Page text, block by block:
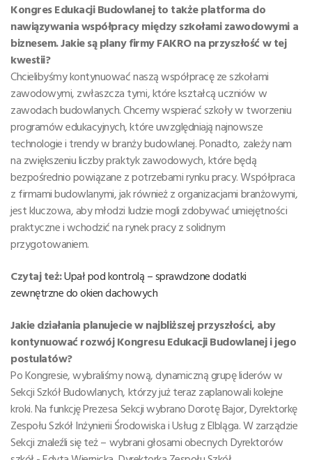
Kongres Edukacji Budowlanej to także platforma do
nawiązywania współpracy między szkołami zawodowymi a
biznesem. Jakie są plany firmy FAKRO na przyszłość w tej
kwestii?
Chcielibyśmy kontynuować naszą współpracę ze szkołami
zawodowymi, zwłaszcza tymi, które kształcą uczniów w
zawodach budowlanych. Chcemy wspierać szkoły w tworzeniu
programów edukacyjnych, które uwzględniają najnowsze
technologie i trendy w branży budowlanej. Ponadto, zależy nam
na zwiększeniu liczby praktyk zawodowych, które będą
bezpośrednio powiązane z potrzebami rynku pracy. Współpraca
z firmami budowlanymi, jak również z organizacjami branżowymi,
jest kluczowa, aby młodzi ludzie mogli zdobywać umiejętności
praktyczne i wchodzić na rynek pracy z solidnym
przygotowaniem.
Czytaj też:Upał pod kontrolą – sprawdzone dodatki
zewnętrzne do okien dachowych
Jakie działania planujecie w najbliższej przyszłości, aby
kontynuować rozwój Kongresu Edukacji Budowlanej i jego
postulatów?
Po Kongresie, wybraliśmy nową, dynamiczną grupę liderów w
Sekcji Szkół Budowlanych, którzy już teraz zaplanowali kolejne
kroki. Na funkcję Prezesa Sekcji wybrano Dorotę Bajor, Dyrektorkę
Zespołu Szkół Inżynierii Środowiska i Usług z Elbląga. W zarządzie
Sekcji znaleźli się też – wybrani głosami obecnych Dyrektorów